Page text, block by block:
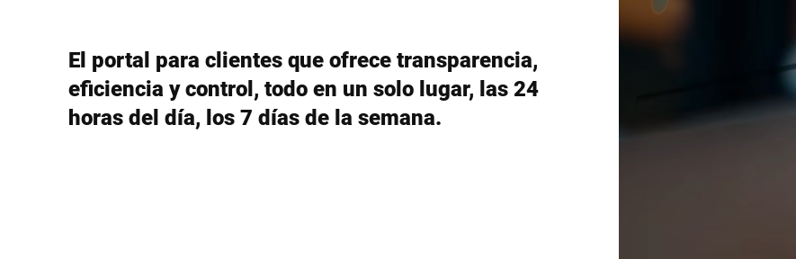
Reino Unido
Sitio web global
El portal para clientes que ofrece transparencia,
eficiencia y control, todo en un solo lugar, las 24
horas del día, los 7 días de la semana.